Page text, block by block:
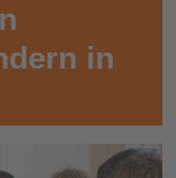
in